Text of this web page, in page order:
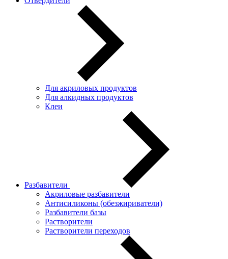
Для акриловых продуктов
Для алкидных продуктов
Клеи
Разбавители
Акриловые разбавители
Антисиликоны (обезжириватели)
Разбавители базы
Растворители
Растворители переходов